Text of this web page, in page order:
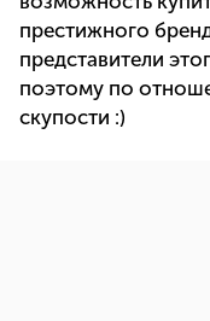
престижного
представители
поэтому по
скупости :)